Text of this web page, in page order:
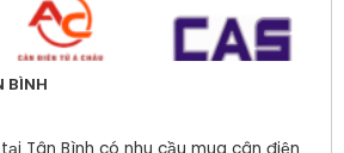
BÌNH